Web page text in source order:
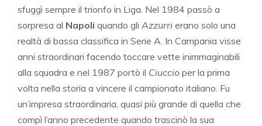
sfuggì sempre il trionfo in Liga. Nel 1984 passò a
sorpresa al Napoli quando gli Azzurri erano solo una
realtà di bassa classifica in Serie A. In Campania visse
anni straordinari facendo toccare vette inimmaginabili
alla squadra e nel 1987 portò il Ciuccio per la prima
volta nella storia a vincere il campionato italiano. Fu
un’impresa straordinaria, quasi più grande di quella che
compì l’anno precedente quando trascinò la sua